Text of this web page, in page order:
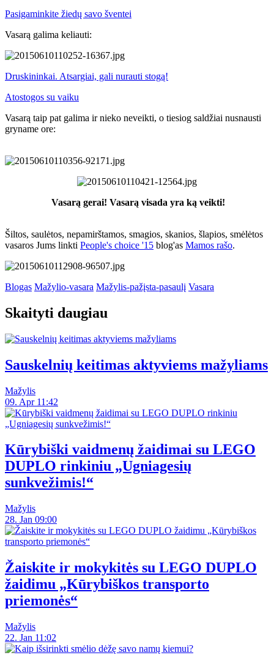
Pasigaminkite žiedų savo šventei
Vasarą galima keliauti:
Druskininkai. Atsargiai, gali nurauti stogą!
Atostogos su vaiku
Vasarą taip pat galima ir nieko neveikti, o tiesiog saldžiai nusnausti
gryname ore:
Vasarą gerai! Vasarą visada yra ką veikti!
Šiltos, saulėtos, nepamirštamos, smagios, skanios, šlapios, smėlėtos
vasaros Jums linkti People's choice '15 blog'as Mamos rašo.
Blogas Mažylio-vasara Mažylis-pažįsta-pasaulį Vasara
Skaityti daugiau
Sauskelnių keitimas aktyviems mažyliams
Mažylis
09. Apr 11:42
Kūrybiški vaidmenų žaidimai su LEGO
DUPLO rinkiniu „Ugniagesių
sunkvežimis!“
Mažylis
28. Jan 09:00
Žaiskite ir mokykitės su LEGO DUPLO
žaidimu „Kūrybiškos transporto
priemonės“
Mažylis
22. Jan 11:02